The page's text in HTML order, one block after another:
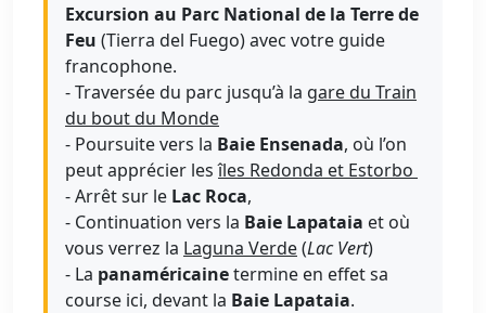
Excursion au Parc National de la Terre de
Feu (Tierra del Fuego) avec votre guide
francophone.
- Traversée du parc jusqu’à la gare du Train
du bout du Monde
- Poursuite vers la Baie Ensenada, où l’on
peut apprécier lesîles Redonda et Estorbo
- Arrêt sur le Lac Roca,
- Continuation vers la Baie Lapataia et où
vous verrez la Laguna Verde(Lac Vert)
- La panaméricainetermine en effet sa
course ici, devant la Baie Lapataia.